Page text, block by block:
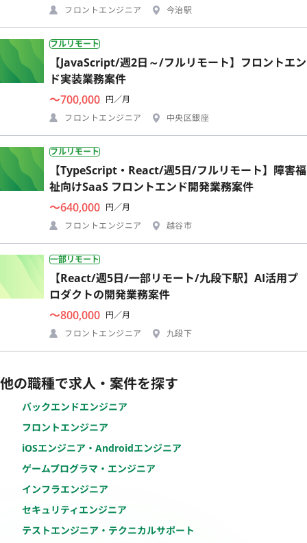
フロントエンジニア
今治駅
フルリモート
【JavaScript/週2日～/フルリモート】フロントエン
ド実装業務案件
〜700,000 円／月
フロントエンジニア
中央区銀座
フルリモート
【TypeScript・React/週5日/フルリモート】障害福
祉向けSaaS フロントエンド開発業務案件
〜640,000 円／月
フロントエンジニア
越谷市
一部リモート
【React/週5日/一部リモート/九段下駅】AI活用プ
ロダクトの開発業務案件
〜800,000 円／月
フロントエンジニア
九段下
他の職種で求人・案件を探す
バックエンドエンジニア
フロントエンジニア
iOSエンジニア・Androidエンジニア
ゲームプログラマ・エンジニア
インフラエンジニア
セキュリティエンジニア
テストエンジニア・テクニカルサポート